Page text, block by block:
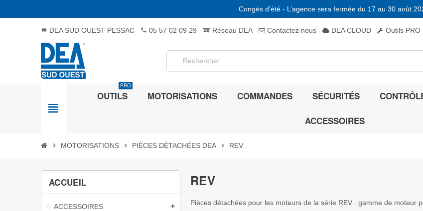
Congés d’été - L’agence sera fermée du 17 au 30 août
store DEA SUD OUEST PESSAC phone 05 57 02 09 29 Réseau DEA Contactez nous DEA CLOUD Outils PRO
view_headline
OUTILS
PRO
MOTORISATIONS COMMANDES SÉCURITÉS
ACCESSOIRES
chevron_right MOTORISATIONS chevron_right PIÈCES DÉTACHÉES DEA chevron_right REV
ACCUEIL
ACCESSOIRES add
REV
Pièces détachées pour les moteurs de la série REV : gamme de moteur